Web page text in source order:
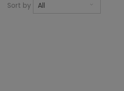
Sort by All